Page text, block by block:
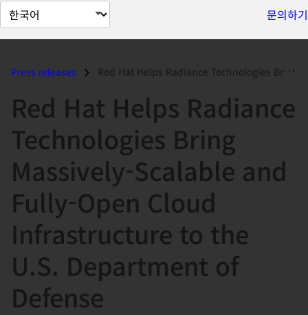
페
이
문의하기
Press releases Red Hat Helps Radiance Technologies Bring Massively-Scalable and Fully...
Red Hat Helps Radiance
Technologies Bring
Massively-Scalable and
Fully-Open Cloud
Infrastructure to the
U.S. Department of
Defense